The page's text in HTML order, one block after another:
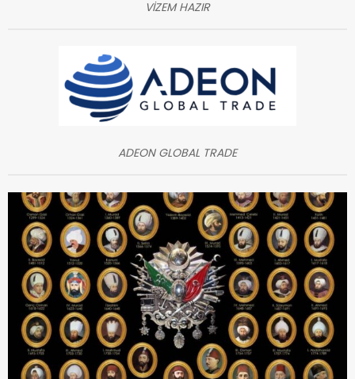
VİZEM HAZIR
ADEON GLOBAL TRADE